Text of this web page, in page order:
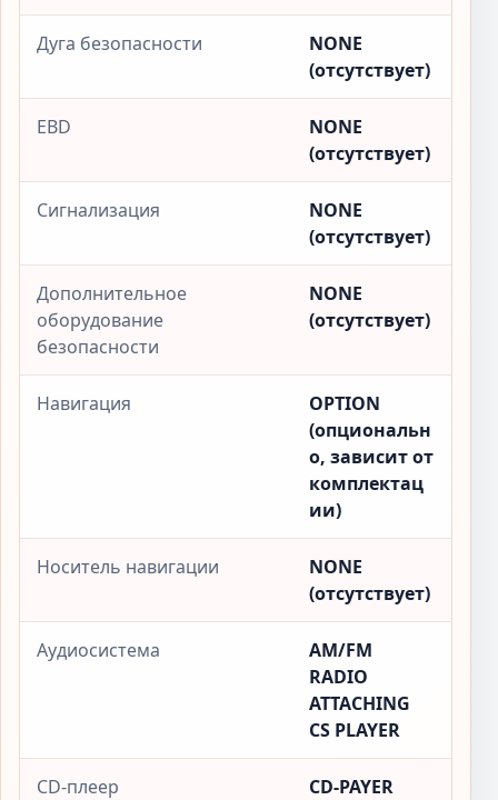
Дуга безопасности
NONE
(отсутствует)
EBD
NONE
(отсутствует)
Сигнализация
NONE
(отсутствует)
Дополнительное
оборудование
безопасности
NONE
(отсутствует)
Навигация
OPTION
(опциональн
о, зависит от
комплектац
ии)
Носитель навигации
NONE
(отсутствует)
Аудиосистема
AM/FM
RADIO
ATTACHING
CS PLAYER
CD-плеер CD-PAYER